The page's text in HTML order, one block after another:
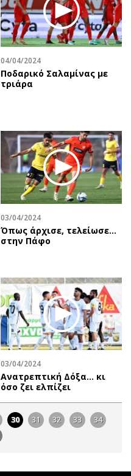
04/04/2024
Ποδαρικό Σαλαμίνας με
τριάρα
03/04/2024
Όπως άρχισε, τελείωσε…
στην Πάφο
03/04/2024
Ανατρεπτική Δόξα… κι
όσο ζει ελπίζει
30 31 32 33 34